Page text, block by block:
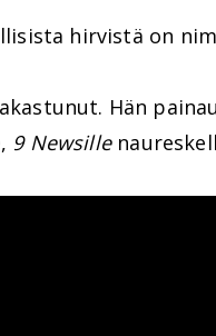
hirvistä on
Hän
9 Newsille